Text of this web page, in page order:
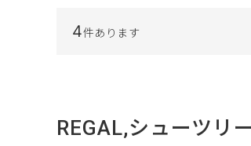
4件あります
REGAL,シューツリ